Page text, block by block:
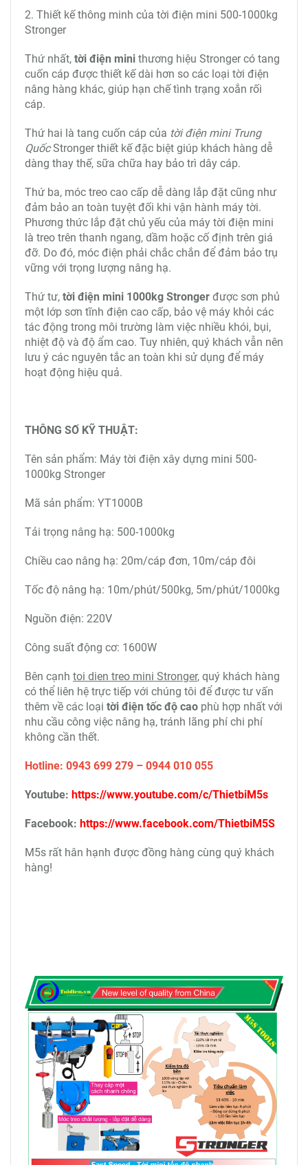
Stronger
phút, máy làm việc 2 phút, động cơ dừng 8 phút, liên
tục 3 chu kỳ. Trong khi đó, tiêu chuẩn làm việc
củamáy tời điện mini Strongerấn tượng hơn hẳn.
Cụ thể, tiêu chuẩn làm việc của máy tời này là S30
từ 1-4h.
Đặc biệt, tời mini 500-1000kg Stronger kéo đủ tải
nâng thiếu tải.
2. Thiết kế thông minh của tời điện mini 500-1000kg
Stronger
Thứ nhất,tời điện minithương hiệu Stronger có tang
cuốn cáp được thiết kế dài hơn so các loại tời điện
nâng hàng khác, giúp hạn chế tình trạng xoắn rối
cáp.
Thứ hai là tang cuốn cáp của
Thứ ba, móc treo cao cấp dễ dàng lắp đặt cũng như
Phương thức lắp đặt chủ yếu của máy tời điện mini
là treo trên thanh ngang, dầm hoặc cố định trên giá
vững với trọng lượng nâng hạ.
Thứ tư,tời điện mini 1000kg Stronger
tác động trong môi trường làm việc nhiều khói, bụi,
nhiệt độ và độ ẩm cao. Tuy nhiên, quý khách vẫn nên
lưu ý các nguyên tắc an toàn khi sử dụng để máy
hoạt động hiệu quả.
THÔNG SỐ KỸ THUẬT:
Tên sản phẩm: Máy tời điện xây dựng mini 500-
1000kg Stronger
Mã sản phẩm: YT1000B
Tải trọng nâng hạ: 500-1000kg
Chiều cao nâng hạ: 20m/cáp đơn, 10m/cáp đôi
Tốc độ nâng hạ: 10m/phút/500kg, 5m/phút/1000kg
Nguồn điện: 220V
không cần thết.
Hotline: 0943 699 279 – 0944 010 055
Youtube:https://www.youtube.com/c/ThietbiM5s
Facebook:https://www.facebook.com/ThietbiM5S
M5s rất hân hạnh được đồng hàng cùng quý khách
hàng!